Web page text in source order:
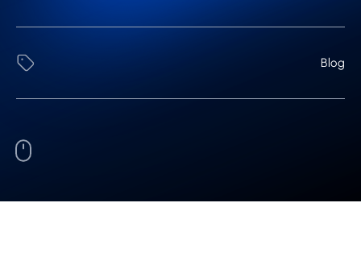
Blog